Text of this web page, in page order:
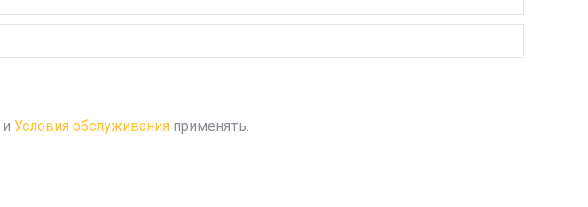
и Условия обслуживания применять.